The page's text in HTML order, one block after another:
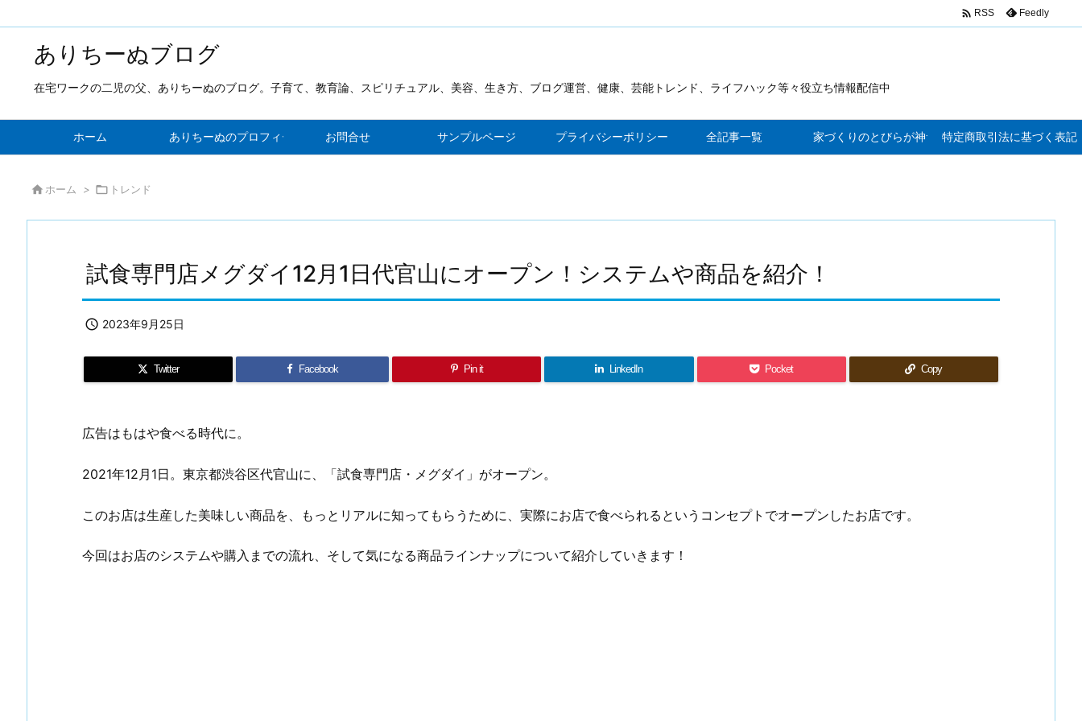
ありちーぬブログ
在宅ワークの二児の父、ありちーぬのブログ。子育て、教育論、スピリチュアル、美容、生き方、ブログ運営、健康、芸能トレンド、ライフハック等々役立ち情報配信中
ホーム ありちーぬのプロフィール！新しい発見が出来るブログを作ります
お問合せ サンプルページ プライバシーポリシー 全記事一覧 家づくりのとびらが神サービス特定商取引法に基づく表記
 RSS Feedly
 ホーム >  トレンド
試食専門店メグダイ12月1日代官山にオープン！システムや商品を紹介！
 2023年9月25日
Twitter Facebook Pin it LinkedIn Pocket Copy
広告はもはや食べる時代に。
2021年12月1日。東京都渋谷区代官山に、「試食専門店・メグダイ」がオープン。
このお店は生産した美味しい商品を、もっとリアルに知ってもらうために、実際にお店で食べられるというコンセプトでオープンしたお店です。
今回はお店のシステムや購入までの流れ、そして気になる商品ラインナップについて紹介していきます！